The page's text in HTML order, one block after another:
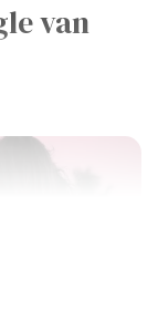
van